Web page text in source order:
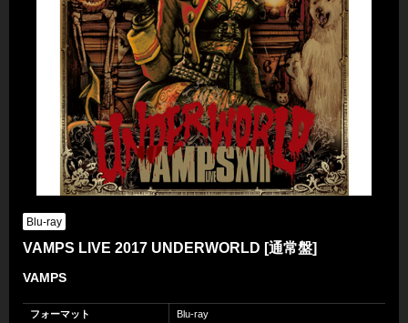
Blu-ray
VAMPS LIVE 2017 UNDERWORLD [通常盤]
VAMPS
フォーマット
Blu-ray